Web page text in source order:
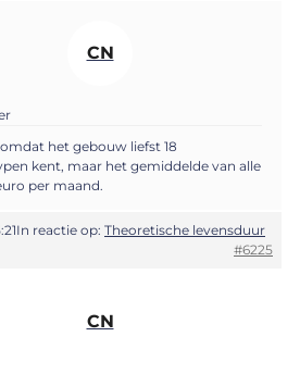
CN
het gebouw liefst 18
kent, maar het gemiddelde van alle
per maand.
In reactie op: Theoretische levensduur
#6225
CN